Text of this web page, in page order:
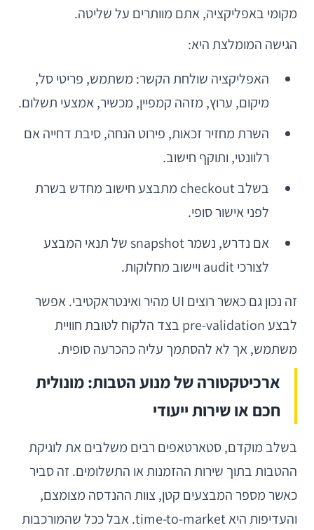
מקומי באפליקציה, אתם מוותרים על שליטה.
הגישה המומלצת היא:
האפליקציה שולחת הקשר: משתמש, פריטי סל,
מיקום, ערוץ, מזהה קמפיין, מכשיר, אמצעי תשלום.
השרת מחזיר זכאות, פירוט הנחה, סיבת דחייה אם
רלוונטי, ותוקף חישוב.
בשלב checkout מתבצע חישוב מחדש בשרת
לפני אישור סופי.
אם נדרש, נשמר snapshot של תנאי המבצע
לצורכי audit ויישוב מחלוקות.
זה נכון גם כאשר רוצים UI מהיר ואינטראקטיבי. אפשר
לבצע pre-validation בצד הלקוח לטובת חוויית
משתמש, אך לא להסתמך עליה כהכרעה סופית.
ארכיטקטורה של מנוע הטבות: מונולית
חכם או שירות ייעודי
בשלב מוקדם, סטארטאפים רבים משלבים את לוגיקת
ההטבות בתוך שירות ההזמנות או התשלומים. זה סביר
כאשר מספר המבצעים קטן, צוות ההנדסה מצומצם,
והעדיפות היא time-to-market. אבל ככל שהמורכבות